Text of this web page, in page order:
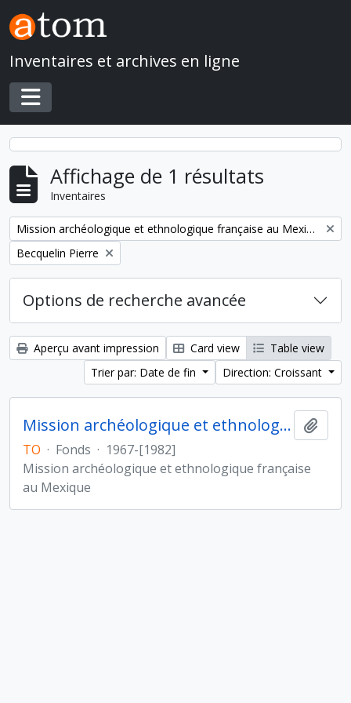
Skip to main content
Inventaires et archives en ligne
Toggle navigation
Affichage de 1 résultats
Inventaires
Remove filter:
Mission archéologique et ethnologique française au Mexique
Remove filter:
Becquelin Pierre
Options de recherche avancée
Aperçu avant impression Card view
Table view
Trier par: Date de fin
Direction: Croissant
Mission archéologique et ethnologique française au Mexique
TO · Fonds · 1967-[1982]
Mission archéologique et ethnologique française
au Mexique